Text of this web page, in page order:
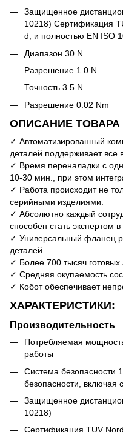
Защищенное
10218) Сертификация
d, и полностью EN ISO
Диапазон 30 N
Разрешение 1.0 N
Точность 3.5 N
Разрешение 0.02 Nm
ОПИСАНИЕ ТОВАРА
✓ Автоматизированный
деталей поддерживает все
✓ Время переналадки с
10-30 мин., при этом
✓ Работа происходит не
серийными изделиями.
✓ Абсолютно каждый
способен стать экспертом
✓ Универсальный фланец
деталей
✓ Более 700 тысяч готовых
✓ Средняя окупаемость
✓ Кобот обеспечивает
ХАРАКТЕРИСТИКИ:
Производительность
Потребляемая
работы
Система безопасности
безопасности, включая
Защищенное
10218)
Сертификация TUV